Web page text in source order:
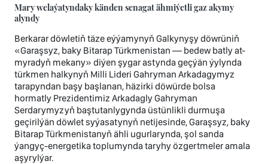
Mary welaýatyndaky känden senagat ähmiýetli gaz akymy
alyndy
Berkarar döwletiň täze eýýamynyň Galkynyşy döwrüniň
«Garaşsyz, baky Bitarap Türkmenistan — bedew batly at-
myradyň mekany» diýen şygar astynda geçýän ýylynda
türkmen halkynyň Milli Lideri Gahryman Arkadagymyz
tarapyndan başy başlanan, häzirki döwürde bolsa
hormatly Prezidentimiz Arkadagly Gahryman
Serdarymyzyň baştutanlygynda üstünlikli durmuşa
geçirilýän döwlet syýasatynyň netijesinde, Garaşsyz, baky
Bitarap Türkmenistanyň ähli ugurlarynda, şol sanda
ýangyç-energetika toplumynda taryhy özgertmeler amala
aşyrylýar.